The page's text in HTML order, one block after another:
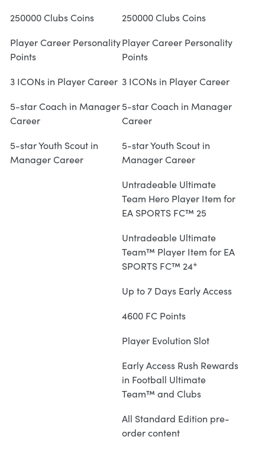
250000 Clubs Coins
250000 Clubs Coins
Player Career Personality
Points
Player Career Personality
Points
3 ICONs in Player Career 3 ICONs in Player Career
5-star Coach in Manager
Career
5-star Coach in Manager
Career
5-star Youth Scout in
Manager Career
5-star Youth Scout in
Manager Career
Untradeable Ultimate
Team Hero Player Item for
EA SPORTS FC™ 25
Untradeable Ultimate
Team™ Player Item for EA
SPORTS FC™ 24*
Up to 7 Days Early Access
4600 FC Points
Player Evolution Slot
Early Access Rush Rewards
in Football Ultimate
Team™ and Clubs
All Standard Edition pre-
order content